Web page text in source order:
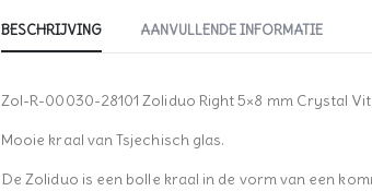
BESCHRIJVING AANVULLENDE INFORMATIE
Zol-R-00030-28101 Zoliduo Right 5×8 mm Crystal
Mooie kraal van Tsjechisch glas.
De Zoliduo is een bolle kraal in de vorm van een